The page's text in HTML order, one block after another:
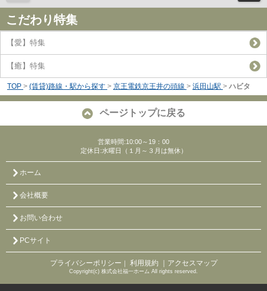
こだわり特集
【愛】特集
【癒】特集
TOP > (賃貸)路線・駅から探す > 京王電鉄京王井の頭線 > 浜田山駅 > ハビタ
ページトップに戻る
営業時間:10:00～19：00
定休日:水曜日（１月～３月は無休）
ホーム
会社概要
お問い合わせ
PCサイト
プライバシーポリシー ｜ 利用規約 ｜アクセスマップ
Copyright(c) 株式会社福一ホーム All rights reserved.